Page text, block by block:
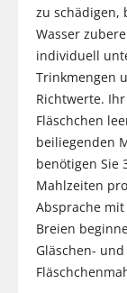
zu schädigen,
Wasser
individuell
Trinkmengen
Richtwerte.
Fläschchen
beiliegenden
benötigen Sie
Mahlzeiten
Absprache
Breien
Gläschen-